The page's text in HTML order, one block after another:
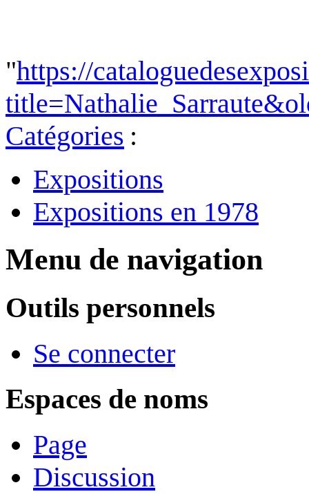
"https://
Catégories :
Expositions
Expositions en 1978
Menu de navigation
Outils personnels
Se connecter
Espaces de noms
Page
Discussion